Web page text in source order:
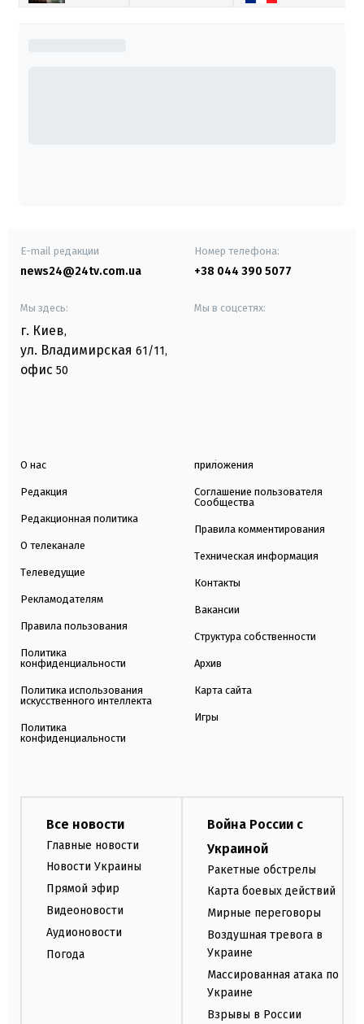
E-mail редакции
news24@24tv.com.ua
Номер телефона:
+38 044 390 5077
Мы здесь:
г. Киев,
ул. Владимирская 61/11,
офис 50
Мы в соцсетях:
О нас
Редакция
Редакционная политика
О телеканале
Телеведущие
Рекламодателям
Правила пользования
Политика
конфиденциальности
Политика использования
искусственного интеллекта
Политика
конфиденциальности
приложения
Соглашение пользователя
Сообщества
Правила комментирования
Техническая информация
Контакты
Вакансии
Структура собственности
Архив
Карта сайта
Игры
Все новости
Главные новости
Новости Украины
Прямой эфир
Видеоновости
Аудионовости
Погода
Война России с
Украиной
Ракетные обстрелы
Карта боевых действий
Мирные переговоры
Воздушная тревога в
Украине
Массированная атака по
Украине
Взрывы в России